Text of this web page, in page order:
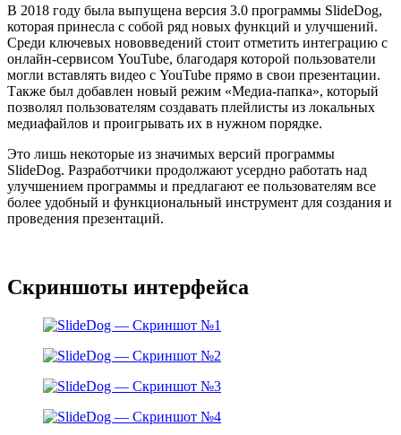
В 2018 году была выпущена версия 3.0 программы SlideDog,
которая принесла с собой ряд новых функций и улучшений.
Среди ключевых нововведений стоит отметить интеграцию с
онлайн-сервисом YouTube, благодаря которой пользователи
могли вставлять видео с YouTube прямо в свои презентации.
Также был добавлен новый режим «Медиа-папка», который
позволял пользователям создавать плейлисты из локальных
медиафайлов и проигрывать их в нужном порядке.
Это лишь некоторые из значимых версий программы
SlideDog. Разработчики продолжают усердно работать над
улучшением программы и предлагают ее пользователям все
более удобный и функциональный инструмент для создания и
проведения презентаций.
Скриншоты интерфейса